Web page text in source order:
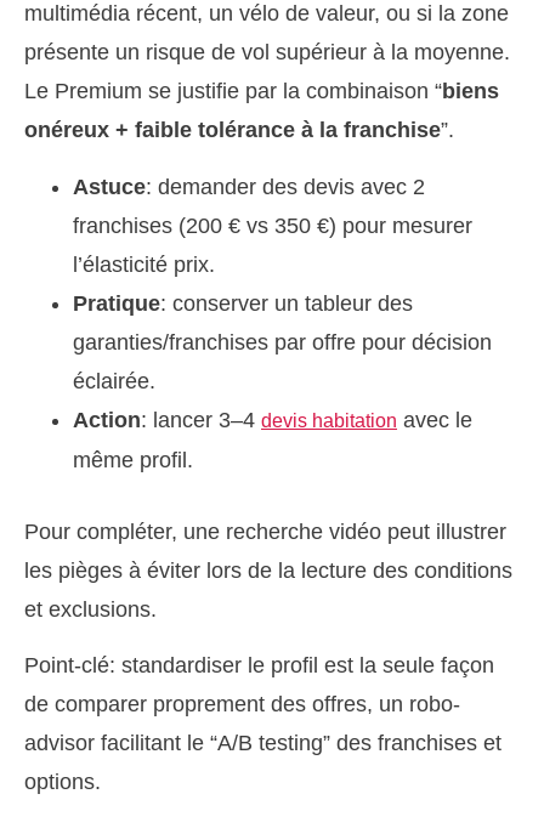
multimédia récent, un vélo de valeur, ou si la zone
présente un risque de vol supérieur à la moyenne.
Le Premium se justifie par la combinaison “biens
onéreux + faible tolérance à la franchise”.
Astuce: demander des devis avec 2
franchises (200 € vs 350 €) pour mesurer
l’élasticité prix.
Pratique: conserver un tableur des
garanties/franchises par offre pour décision
éclairée.
Action: lancer 3–4 devis habitation avec le
même profil.
Pour compléter, une recherche vidéo peut illustrer
les pièges à éviter lors de la lecture des conditions
et exclusions.
Point-clé: standardiser le profil est la seule façon
de comparer proprement des offres, un robo-
advisor facilitant le “A/B testing” des franchises et
options.